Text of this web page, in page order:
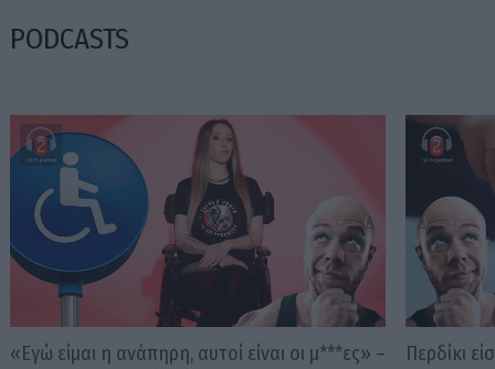
PODCASTS
«Εγώ είμαι η ανάπηρη, αυτοί είναι οι μ***ες» –
Περδίκι